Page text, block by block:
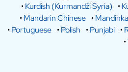
•Kurdish (Kurmandži Syria) •
•Mandarin Chinese •Mandinka
•Portuguese •Polish •Punjabi •
•